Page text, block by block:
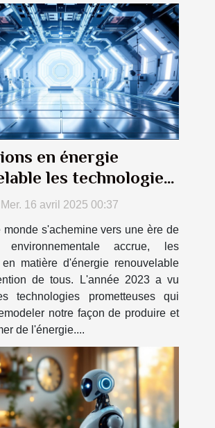
en énergie
les technologies
de 2023
Mer. 16 avril 2025 00:37
s'achemine vers une ère de
environnementale accrue, les
matière d'énergie renouvelable
de tous. L'année 2023 a vu
technologies prometteuses qui
notre façon de produire et
de l'énergie....